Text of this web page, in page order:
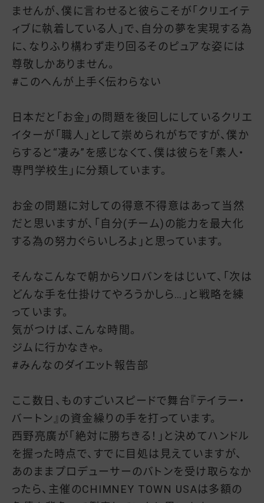
ませんが、僕に言わせると彼らこそが「クリエイテ
ィブに執着している人」で、自分の夢を実現する為
に、なりふり構わず走り回るそのピュアな姿には
尊敬しかありません。
#このへんが上手く伝わらない
日本だと「お金」の問題を後回しにしているクリエ
イターが「職人」として崇められがちですが、僕か
らすると“凄み”を感じなくて、僕は彼らを「素人・
専門学校生」に分類しています。
お金の問題に対しての得意不得意はあって当然
だと思いますが、「自分(チーム)の能力を最大化
する為の努力ぐらいしろよ」と思っています。
そんなこんなで朝からソロバンをはじいて、「次は
どんな手を仕掛けてやろうかしら…」と戦略を練
っています。
気がつけば、こんな時間。
ジムに行かなきゃ。
#みんなのダイエット報告部
ここ数日、ものすごいスピードで舞台『テイラー・
バートン』の資金繰りの手を打っています。
西野亮廣が「絶対に勝ちきる！」と決めてハンドル
を握った時点で、すでに目処は見えていますが、
あのままプロデューサーのバトンを受け取らなか
ったら、主催のCHIMNEY TOWN USAは多額の